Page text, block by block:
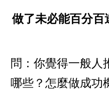
做了未必能百分百
問：你覺得一般人
哪些？怎麼做成功